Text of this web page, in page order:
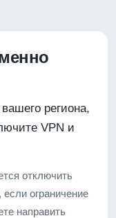
региона,
VPN и
отключить
ограничение
направить